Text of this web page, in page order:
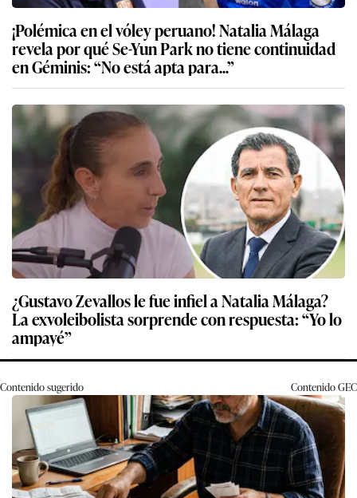
¡Polémica en el vóley peruano! Natalia Málaga
revela por qué Se-Yun Park no tiene continuidad
en Géminis: “No está apta para...”
¿Gustavo Zevallos le fue infiel a Natalia Málaga?
La exvoleibolista sorprende con respuesta: “Yo lo
ampayé”
Contenido sugerido ContenidoGEC